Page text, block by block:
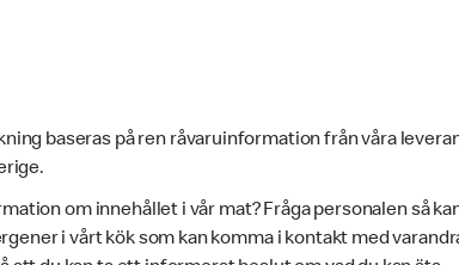
baseras på ren råvaruinformation från våra
om innehållet i vår mat? Fråga personalen så
i vårt kök som kan komma i kontakt med